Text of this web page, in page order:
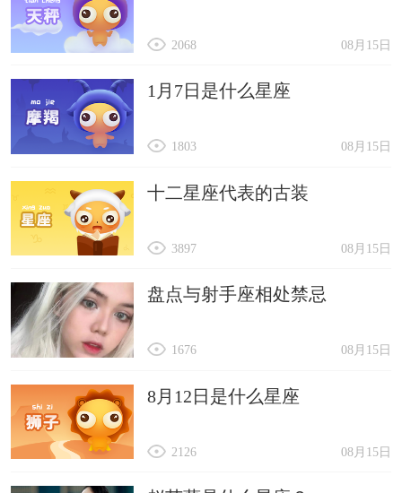
08月15日
2068
1月7日是什么星座
08月15日
1803
十二星座代表的古装
08月15日
3897
盘点与射手座相处禁忌
08月15日
1676
8月12日是什么星座
08月15日
2126